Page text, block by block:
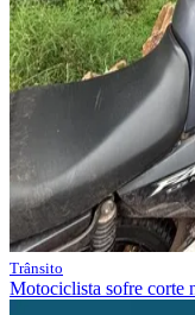
Trânsito
Motociclista sofre corte